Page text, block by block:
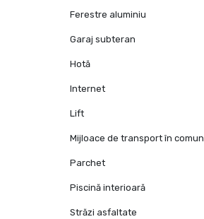
Ferestre aluminiu
Garaj subteran
Hotă
Internet
Lift
Mijloace de transport în comun
Parchet
Piscină interioară
Străzi asfaltate